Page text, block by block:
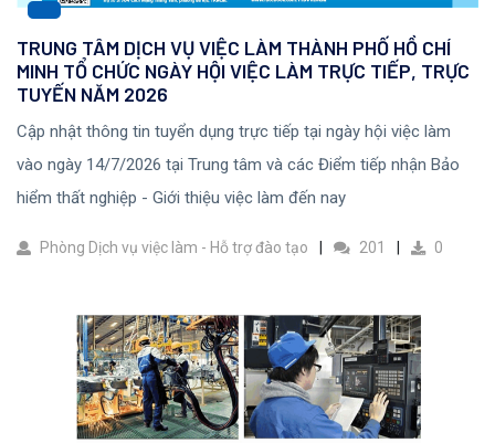
TRUNG TÂM DỊCH VỤ VIỆC LÀM THÀNH PHỐ HỒ CHÍ
MINH TỔ CHỨC NGÀY HỘI VIỆC LÀM TRỰC TIẾP, TRỰC
TUYẾN NĂM 2026
Cập nhật thông tin tuyển dụng trực tiếp tại ngày hội việc làm
vào ngày 14/7/2026 tại Trung tâm và các Điểm tiếp nhận Bảo
hiểm thất nghiệp - Giới thiệu việc làm đến nay
Phòng Dịch vụ việc làm - Hỗ trợ đào tạo 201 0